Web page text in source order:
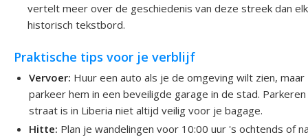
vertelt meer over de geschiedenis van deze streek dan elk
historisch tekstbord.
Praktische tips voor je verblijf
Vervoer: Huur een auto als je de omgeving wilt zien, maar
parkeer hem in een beveiligde garage in de stad.
straat is in Liberia niet altijd veilig voor je bagage.
Hitte: Plan je wandelingen voor 10:00 uur 's ochtends of